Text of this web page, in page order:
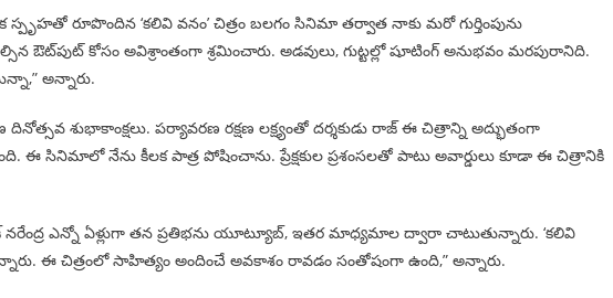
రూపొందిన ‘కలివి వనం’ చిత్రం బలగం సినిమా తర్వాత నాకు మరో గుర్తింపును
ఔట్‌పుట్ కోసం అవిశ్రాంతంగా శ్రమించారు. అడవులు, గుట్టల్లో షూటింగ్ అనుభవం మరపురానిది.
అన్నారు.
శుభాకాంక్షలు. పర్యావరణ రక్షణ లక్ష్యంతో దర్శకుడు రాజ్ ఈ చిత్రాన్ని అద్భుతంగా
ఈ సినిమాలో నేను కీలక పాత్ర పోషించాను. ప్రేక్షకుల ప్రశంసలతో పాటు అవార్డులు కూడా ఈ చిత్రానికి
నరేంద్ర ఎన్నో ఏళ్లుగా తన ప్రతిభను యూట్యూబ్, ఇతర మాధ్యమాల ద్వారా చాటుతున్నారు. ‘కలివి
ఈ చిత్రంలో సాహిత్యం అందించే అవకాశం రావడం సంతోషంగా ఉంది,” అన్నారు.